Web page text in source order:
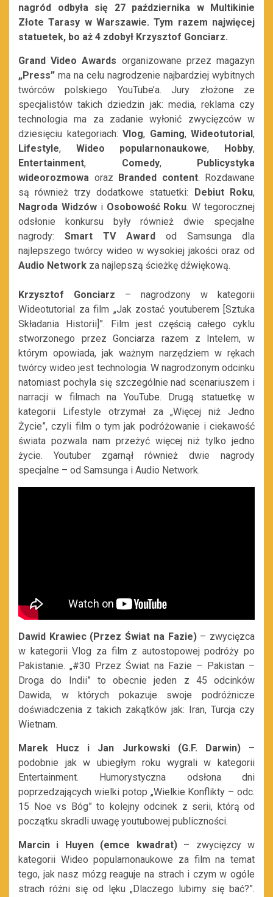
nagród odbyła się 27 października w Multikinie
Złote Tarasy w Warszawie. Tym razem najwięcej
statuetek, bo aż 4 zdobył Krzysztof Gonciarz.
Grand Video Awards organizowane przez magazyn
„Press” ma na celu nagrodzenie najbardziej wybitnych
twórców polskiego YouTube’a. Jury złożone ze
specjalistów takich dziedzin jak: media, reklama czy
technologia ma za zadanie wyłonić zwycięzców w
dziesięciu kategoriach: Vlog, Gaming,Wideotutorial ,
Lifestyle, Wideo popularnonaukowe, Hobby,
Entertainment, Comedy,
Publicystyka
wideorozmowa oraz Branded content. Rozdawane
są również trzy dodatkowe statuetki:
Debiut Roku,
Nagroda Widzówi Osobowość Roku. W tegorocznej
odsłonie konkursu były również dwie specjalne
nagrody: Smart TV Award
od Samsunga dla
najlepszego twórcy wideo w wysokiej jakości oraz od
Audio Network za najlepszą ścieżkę dźwiękową.
Krzysztof Gonciarz – nagrodzony w kategorii
Wideotutorial za film „Jak zostać youtuberem [Sztuka
Składania Historii]”. Film jest częścią całego cyklu
stworzonego przez Gonciarza razem z Intelem, w
którym opowiada, jak ważnym narzędziem w rękach
twórcy wideo jest technologia. W nagrodzonym odcinku
natomiast pochyla się szczególnie nad scenariuszem i
narracji w filmach na YouTube. Drugą statuetkę w
kategorii Lifestyle otrzymał za „Więcej niż Jedno
Życie”, czyli film o tym jak podróżowanie i ciekawość
świata pozwala nam przeżyć więcej niż tylko jedno
życie. Youtuber zgarnął również dwie nagrody
specjalne – od Samsunga i Audio Network.
Dawid Krawiec (Przez Świat na Fazie)– zwycięzca
w kategorii Vlog za film z autostopowej podróży po
Pakistanie. „#30 Przez Świat na Fazie – Pakistan –
Droga do Indii” to obecnie jeden z 45 odcinków
Dawida, w których pokazuje swoje podróżnicze
doświadczenia z takich zakątków jak: Iran, Turcja czy
Wietnam.
Marek Hucz i Jan Jurkowski (G.F. Darwin)–
podobnie jak w ubiegłym roku wygrali w kategorii
Entertainment. Humorystyczna odsłona dni
poprzedzających wielki potop „Wielkie Konflikty – odc.
15 Noe vs Bóg” to kolejny odcinek z serii, którą od
początku skradli uwagę youtubowej publiczności.
Marcin i Huyen (emce kwadrat)– zwycięzcy w
kategorii Wideo popularnonaukowe za film na temat
tego, jak nasz mózg reaguje na strach i czym w ogóle
strach różni się od lęku „Dlaczego lubimy się bać?”.